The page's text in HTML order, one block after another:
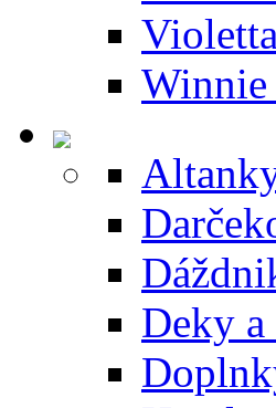
Violetta
Winnie
Deky